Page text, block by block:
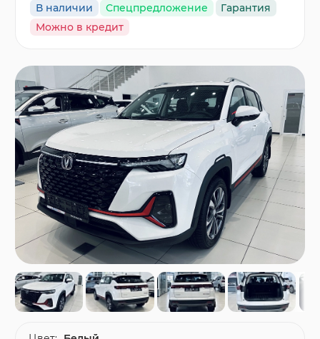
В наличии Спецпредложение
Гарантия
Можно в кредит